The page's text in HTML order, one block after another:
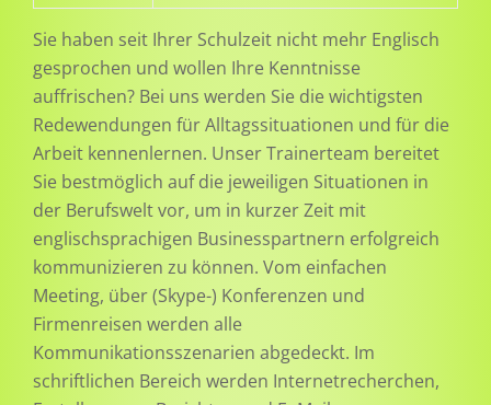
Sie haben seit Ihrer Schulzeit nicht mehr Englisch
gesprochen und wollen Ihre Kenntnisse
auffrischen? Bei uns werden Sie die wichtigsten
Redewendungen für Alltagssituationen und für die
Arbeit kennenlernen. Unser Trainerteam bereitet
Sie bestmöglich auf die jeweiligen Situationen in
der Berufswelt vor, um in kurzer Zeit mit
englischsprachigen Businesspartnern erfolgreich
kommunizieren zu können. Vom einfachen
Meeting, über (Skype-) Konferenzen und
Firmenreisen werden alle
Kommunikationsszenarien abgedeckt. Im
schriftlichen Bereich werden Internetrecherchen,